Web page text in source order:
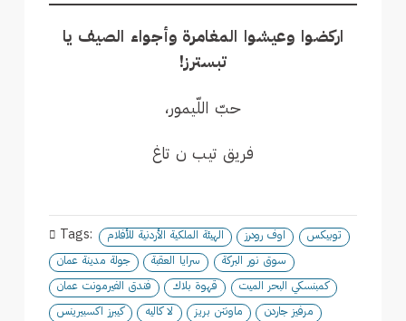
اركضوا وعيشوا المغامرة وأجواء الصيف يا
تبسترز!
حبّ اللّيمور،
فريق تيب ن تاغ
Tags: الهيئة الملكية الأردنية للأفلام اوف رودرز
توبيكس
جولة مدينة عمان
سرايا العقبة
سوق نور البركة
فندق الفيرمونت عمان
قهوة بلاك
كمبنسكي البحر الميت
كيبرز اكسبيرينس
لا كاليه ماونتن بريز
مرفيز جاردن